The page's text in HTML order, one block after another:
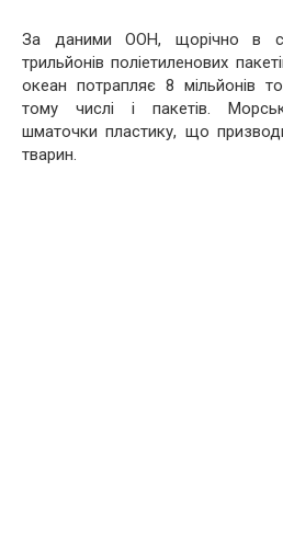
За даними ООН, щорічно в
трильйонів поліетиленових
океан потрапляє 8 мільйонів
тому числі і пакетів.
шматочки пластику, що
тварин.